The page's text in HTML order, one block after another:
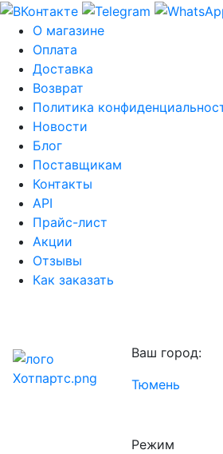
О магазине
Оплата
Доставка
Возврат
Политика
Новости
Блог
Поставщикам
Контакты
API
Прайс-лист
Акции
Отзывы
Как заказать
Ваш город:
Тюмень
Режим